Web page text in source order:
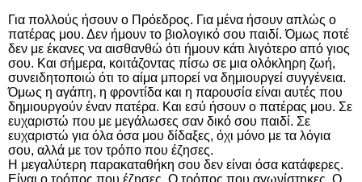
Για πολλούς ήσουν ο Πρόεδρος. Για μένα ήσουν απλώς ο
πατέρας μου. Δεν ήμουν το βιολογικό σου παιδί. Όμως ποτέ
δεν με έκανες να αισθανθώ ότι ήμουν κάτι λιγότερο από γιος
σου. Και σήμερα, κοιτάζοντας πίσω σε μια ολόκληρη ζωή,
συνειδητοποιώ ότι το αίμα μπορεί να δημιουργεί συγγένεια.
Όμως η αγάπη, η φροντίδα και η παρουσία είναι αυτές που
δημιουργούν έναν πατέρα. Και εσύ ήσουν ο πατέρας μου. Σε
ευχαριστώ που με μεγάλωσες σαν δικό σου παιδί. Σε
ευχαριστώ για όλα όσα μου δίδαξες, όχι μόνο με τα λόγια
σου, αλλά με τον τρόπο που έζησες.
Η μεγαλύτερη παρακαταθήκη σου δεν είναι όσα κατάφερες.
Είναι ο τρόπος που έζησες. Ο τρόπος που αγωνίστηκες. Ο